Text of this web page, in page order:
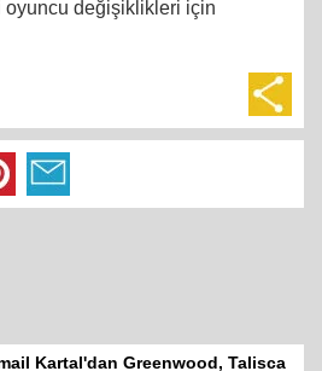
oyuncu değişiklikleri için
Kartal'dan Greenwood, Talisca